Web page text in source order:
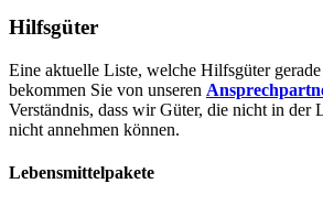
Hilfsgüter
Eine aktuelle Liste, welche Hilfsgüter
bekommen Sie von unseren
Verständnis, dass wir Güter, die nicht in der
nicht annehmen können.
Lebensmittelpakete